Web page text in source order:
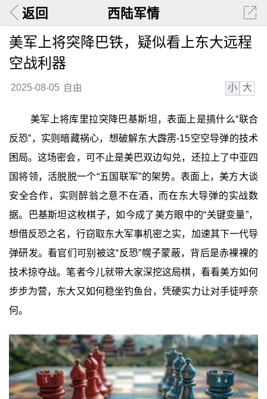
返回 西陆军情
美军上将突降巴铁，疑似看上东大远程
空战利器
2025-08-05 自由 小 大
美军上将库里拉突降巴基斯坦，表面上是搞什么“联合
反恐”，实则暗藏祸心，想破解东大霹雳-15空空导弹的技术
困局。这场密会，可不止是美巴双边勾兑，还拉上了中亚四
国将领，活脱脱一个“五国联军”的架势。表面上，美方大谈
安全合作，实则醉翁之意不在酒，而在东大导弹的实战数
据。巴基斯坦这枚棋子，如今成了美方眼中的“关键变量”，
想借反恐之名，行窃取东大军事机密之实，加速其下一代导
弹研发。看官们可别被这“反恐”幌子蒙蔽，背后是赤裸裸的
技术掠夺战。笔者今儿就带大家深挖这局棋，看看美方如何
步步为营，东大又如何稳坐钓鱼台，凭硬实力让对手徒呼奈
何。